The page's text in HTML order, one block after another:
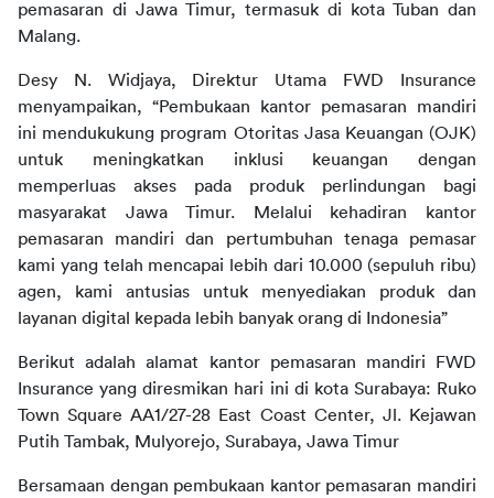
pemasaran di Jawa Timur, termasuk di kota Tuban dan
Malang.
Desy N. Widjaya, Direktur Utama FWD Insurance
menyampaikan, “Pembukaan kantor pemasaran mandiri
ini mendukukung program Otoritas Jasa Keuangan (OJK)
untuk meningkatkan inklusi keuangan dengan
memperluas akses pada produk perlindungan bagi
masyarakat Jawa Timur. Melalui kehadiran kantor
pemasaran mandiri dan pertumbuhan tenaga pemasar
kami yang telah mencapai lebih dari 10.000 (sepuluh ribu)
agen, kami antusias untuk menyediakan produk dan
layanan digital kepada lebih banyak orang di Indonesia”
Berikut adalah alamat kantor pemasaran mandiri FWD
Insurance yang diresmikan hari ini di kota Surabaya: Ruko
Town Square AA1/27-28 East Coast Center, Jl. Kejawan
Putih Tambak, Mulyorejo, Surabaya, Jawa Timur
Bersamaan dengan pembukaan kantor pemasaran mandiri